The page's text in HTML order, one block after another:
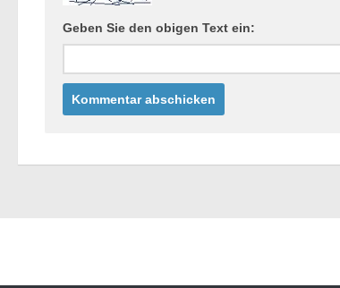
Geben Sie den obigen Text ein: